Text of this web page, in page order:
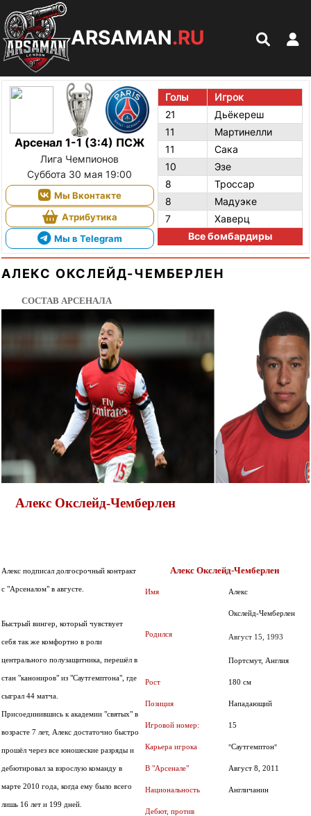
ARSAMAN.RU
Арсенал 1-1 (3:4) ПСЖ
Лига Чемпионов
Суббота 30 мая 19:00
Мы Вконтакте
Атрибутика
Мы в Telegram
Голы
Игрок
21
Дьёкереш
11
Мартинелли
11
Сака
10
Эзе
8
Троссар
8
Мадуэке
7
Хаверц
Все бомбардиры
АЛЕКС ОКСЛЕЙД-ЧЕМБЕРЛЕН
СОСТАВ АРСЕНАЛА
Алекс Окслейд-Чемберлен
Алекс подписал долгосрочный контракт
с "Арсеналом" в августе.
Быстрый вингер, который чувствует
себя так же комфортно в роли
центрального полузащитника, перешёл в
стан "канониров" из "Саутгемптона", где
сыграл 44 матча.
Алекс Окслейд-Чемберлен
Имя Алекс
Окслейд-Чемберлен
Родился Август 15, 1993
Портсмут, Англия
Рост 180 см
Позиция Нападающий
Игровой номер: 15
Карьера игрока "Саутгемптон"
В "Арсенале" Август 8, 2011
Национальность Англичанин
Дебют, против
Присоединившись к академии "святых" в
возрасте 7 лет, Алекс достаточно быстро
прошёл через все юношеские разряды и
дебютировал за взрослую команду в
марте 2010 года, когда ему было всего
лишь 16 лет и 199 дней.